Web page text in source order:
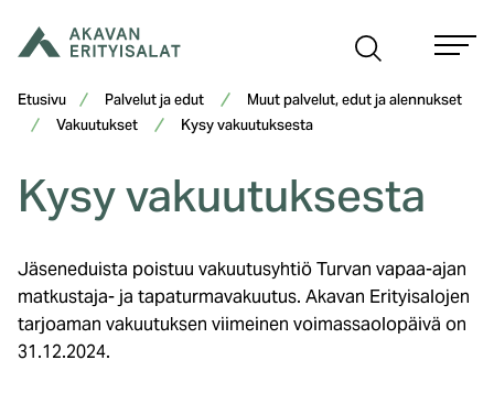
sisältöön
Etusivu Palvelut ja edut
Muut palvelut, edut ja alennukset
Vakuutukset
Kysy vakuutuksesta
Kysy vakuutuksesta
Jäseneduista poistuu vakuutusyhtiö Turvan vapaa-ajan
matkustaja- ja tapaturmavakuutus. Akavan Erityisalojen
tarjoaman vakuutuksen viimeinen voimassaolopäivä on
31.12.2024.